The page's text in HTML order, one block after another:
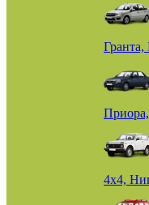
Гранта,
4х4,